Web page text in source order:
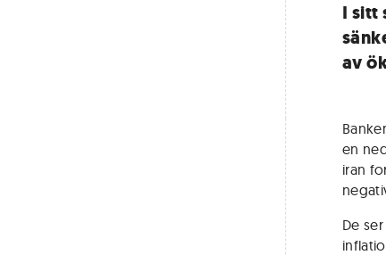
I sitt
av
en
iran
De